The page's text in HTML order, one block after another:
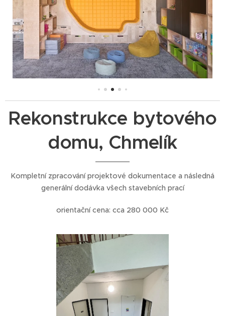
Rekonstrukce bytového
domu, Chmelík
Kompletní zpracování projektové dokumentace a následná
generální dodávka všech stavebních prací
orientační cena: cca 280 000 Kč